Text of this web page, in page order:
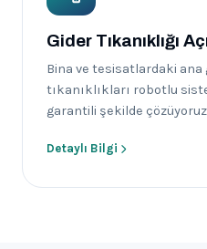
Gider Tıkanıklığı
Bina ve tesisatlardaki ana
tıkanıklıkları robotlu
garantili şekilde
Detaylı Bilgi